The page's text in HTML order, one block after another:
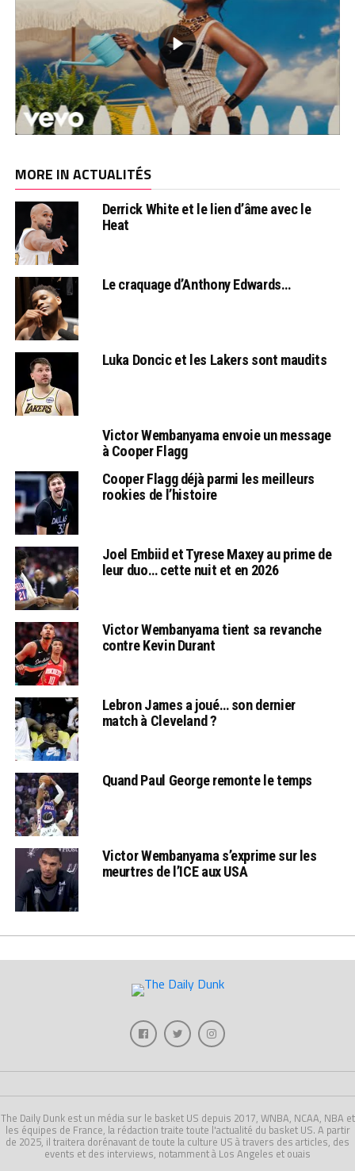
MORE IN ACTUALITÉS
Derrick White et le lien d’âme avec le
Heat
Le craquage d’Anthony Edwards…
Luka Doncic et les Lakers sont maudits
Victor Wembanyama envoie un message
à Cooper Flagg
Cooper Flagg déjà parmi les meilleurs
rookies de l’histoire
Joel Embiid et Tyrese Maxey au prime de
leur duo… cette nuit et en 2026
Victor Wembanyama tient sa revanche
contre Kevin Durant
Lebron James a joué… son dernier
match à Cleveland ?
Quand Paul George remonte le temps
Victor Wembanyama s’exprime sur les
meurtres de l’ICE aux USA
The Daily Dunk est un média sur le basket US depuis 2017, WNBA, NCAA, NBA et
les équipes de France, la rédaction traite toute l'actualité du basket US. A partir
de 2025, il traitera dorénavant de toute la culture US à travers des articles, des
events et des interviews, notamment à Los Angeles et ouais